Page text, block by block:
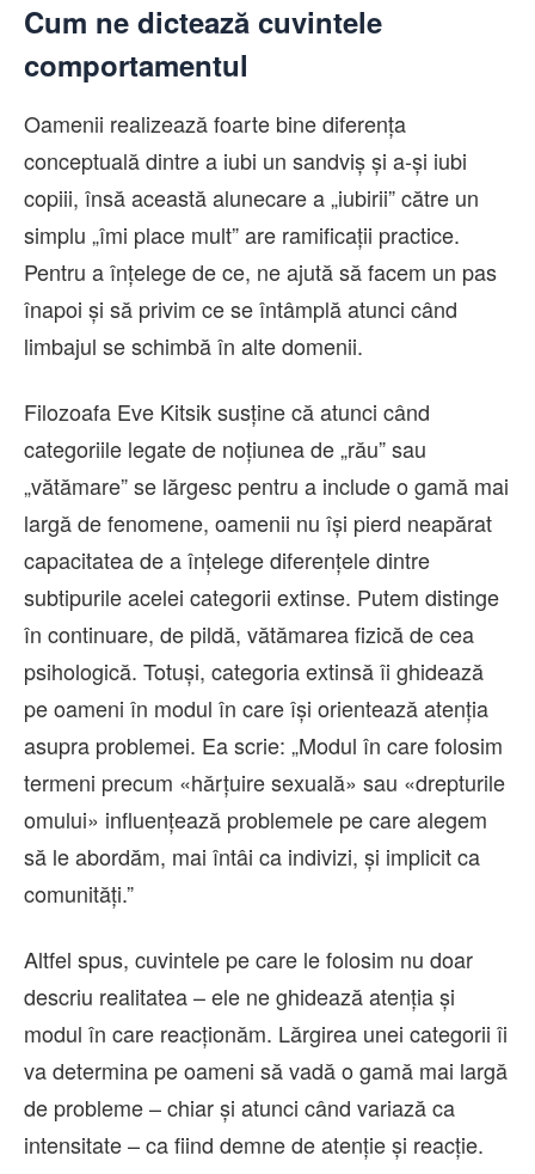
Cum ne dictează cuvintele
comportamentul
Oamenii realizează foarte bine diferența
conceptuală dintre a iubi un sandviș și a-și iubi
copiii, însă această alunecare a „iubirii” către un
simplu „îmi place mult” are ramificații practice.
Pentru a înțelege de ce, ne ajută să facem un pas
înapoi și să privim ce se întâmplă atunci când
limbajul se schimbă în alte domenii.
Filozoafa Eve Kitsik susține că atunci când
categoriile legate de noțiunea de „rău” sau
„vătămare” se lărgesc pentru a include o gamă mai
largă de fenomene, oamenii nu își pierd neapărat
capacitatea de a înțelege diferențele dintre
subtipurile acelei categorii extinse. Putem distinge
în continuare, de pildă, vătămarea fizică de cea
psihologică. Totuși, categoria extinsă îi ghidează
pe oameni în modul în care își orientează atenția
asupra problemei. Ea scrie: „Modul în care folosim
termeni precum «hărțuire sexuală» sau «drepturile
omului» influențează problemele pe care alegem
să le abordăm, mai întâi ca indivizi, și implicit ca
comunități.”
Altfel spus, cuvintele pe care le folosim nu doar
descriu realitatea – ele ne ghidează atenția și
modul în care reacționăm. Lărgirea unei categorii îi
va determina pe oameni să vadă o gamă mai largă
de probleme – chiar și atunci când variază ca
intensitate – ca fiind demne de atenție și reacție.